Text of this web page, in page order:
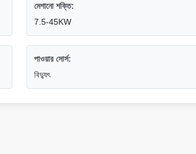
মেশানো শক্তি:
7.5-45KW
পাওয়ার সোর্স:
বিদ্যুৎ